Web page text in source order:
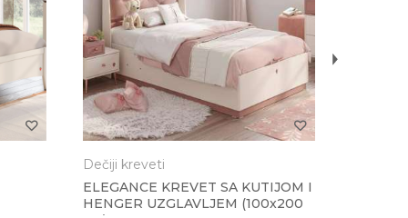
Dečiji kreveti
ELEGANCE KREVET SA KUTIJOM I
HENGER UZGLAVLJEM (100x200